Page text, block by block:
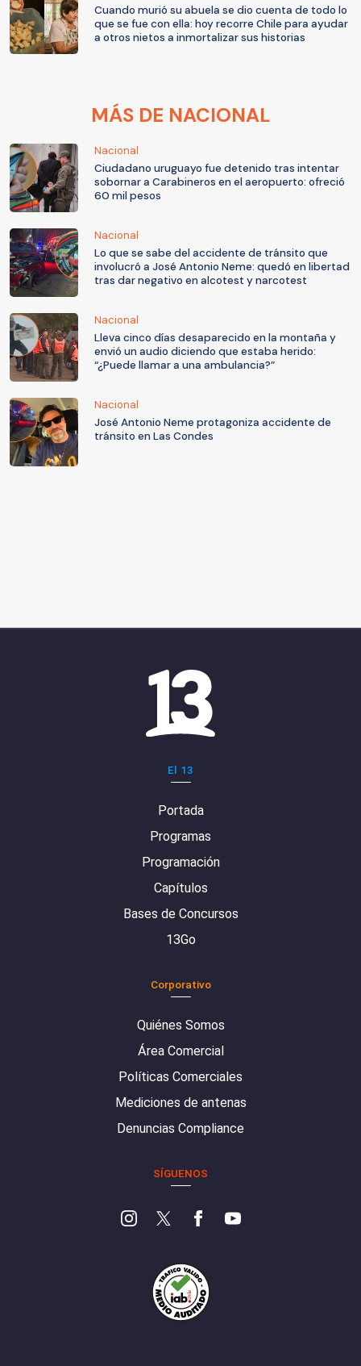
Cuando murió su abuela se dio cuenta de todo lo
que se fue con ella: hoy recorre Chile para ayudar
a otros nietos a inmortalizar sus historias
MÁS DE NACIONAL
Nacional
Ciudadano uruguayo fue detenido tras intentar
sobornar a Carabineros en el aeropuerto: ofreció
60 mil pesos
Nacional
Lo que se sabe del accidente de tránsito que
involucró a José Antonio Neme: quedó en libertad
tras dar negativo en alcotest y narcotest
Nacional
Lleva cinco días desaparecido en la montaña y
envió un audio diciendo que estaba herido:
“¿Puede llamar a una ambulancia?”
Nacional
José Antonio Neme protagoniza accidente de
tránsito en Las Condes
El 13
Portada
Programas
Programación
Capítulos
Bases de Concursos
13Go
Corporativo
Quiénes Somos
Área Comercial
Políticas Comerciales
Mediciones de antenas
Denuncias Compliance
SÍGUENOS